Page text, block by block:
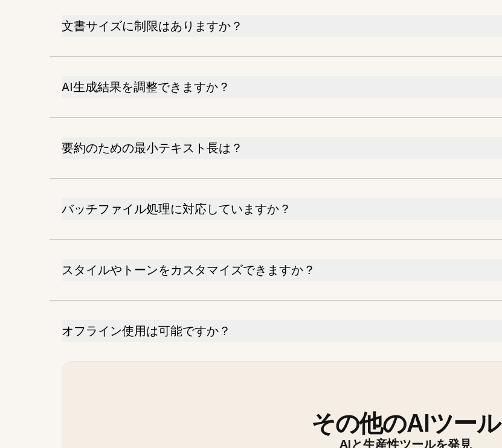
文書サイズに制限はありますか？
AI生成結果を調整できますか？
要約のための最小テキスト長は？
バッチファイル処理に対応していますか？
スタイルやトーンをカスタマイズできますか？
オフライン使用は可能ですか？
その他のAIツール
AIと生産性ツールを発見